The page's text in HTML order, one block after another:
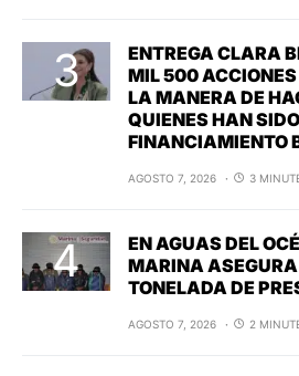
ENTREGA CLARA
MIL 500
LA MANERA DE
QUIENES HAN
FINANCIAMIENTO
AGOSTO 7, 2026 3
EN AGUAS DEL
MARINA
TONELADA DE
AGOSTO 7, 2026 2